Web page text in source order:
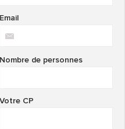
Email
Nombre de personnes
Votre CP